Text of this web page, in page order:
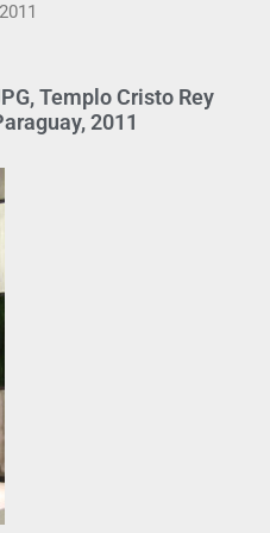
Templo Cristo Rey
2011